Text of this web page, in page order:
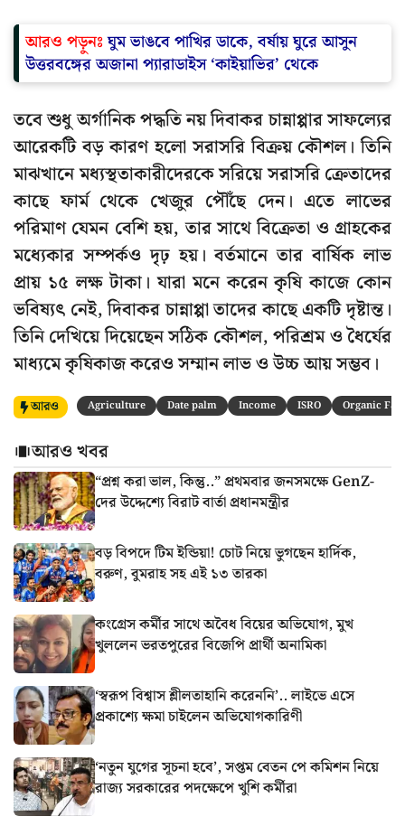
আরও পড়ুনঃঘুম ভাঙবে পাখির ডাকে, বর্ষায় ঘুরে আসুন
উত্তরবঙ্গের অজানা প্যারাডাইস ‘কাইয়াভির’ থেকে
তবে শুধু অর্গানিক পদ্ধতি নয় দিবাকর চান্নাপ্পার সাফল্যের
আরেকটি বড় কারণ হলো সরাসরি বিক্রয় কৌশল। তিনি
মাঝখানে মধ্যস্থতাকারীদেরকে সরিয়ে সরাসরি ক্রেতাদের
কাছে ফার্ম থেকে খেজুর পৌঁছে দেন। এতে লাভের
পরিমাণ যেমন বেশি হয়, তার সাথে বিক্রেতা ও গ্রাহকের
মধ্যেকার সম্পর্কও দৃঢ় হয়। বর্তমানে তার বার্ষিক লাভ
প্রায় ১৫ লক্ষ টাকা। যারা মনে করেন কৃষি কাজে কোন
ভবিষ্যৎ নেই, দিবাকর চান্নাপ্পা তাদের কাছে একটি দৃষ্টান্ত।
তিনি দেখিয়ে দিয়েছেন সঠিক কৌশল, পরিশ্রম ও ধৈর্যের
মাধ্যমে কৃষিকাজ করেও সম্মান লাভ ও উচ্চ আয় সম্ভব।
আরও Agriculture Date palm Income ISRO Organic
আরও খবর
“প্রশ্ন করা ভাল, কিন্তু..” প্রথমবার জনসমক্ষে GenZ-
দের উদ্দেশ্যে বিরাট বার্তা প্রধানমন্ত্রীর
বড় বিপদে টিম ইন্ডিয়া! চোট নিয়ে ভুগছেন হার্দিক,
বরুণ, বুমরাহ সহ এই ১৩ তারকা
কংগ্রেস কর্মীর সাথে অবৈধ বিয়ের অভিযোগ, মুখ
খুললেন ভরতপুরের বিজেপি প্রার্থী অনামিকা
‘স্বরূপ বিশ্বাস শ্লীলতাহানি করেননি’.. লাইভে এসে
প্রকাশ্যে ক্ষমা চাইলেন অভিযোগকারিণী
‘নতুন যুগের সূচনা হবে’, সপ্তম বেতন পে কমিশন নিয়ে
রাজ্য সরকারের পদক্ষেপে খুশি কর্মীরা